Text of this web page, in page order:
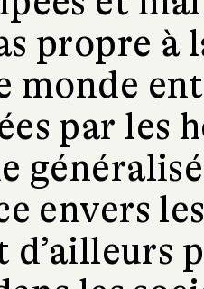
propre
monde
par les
envers
d’ailleurs